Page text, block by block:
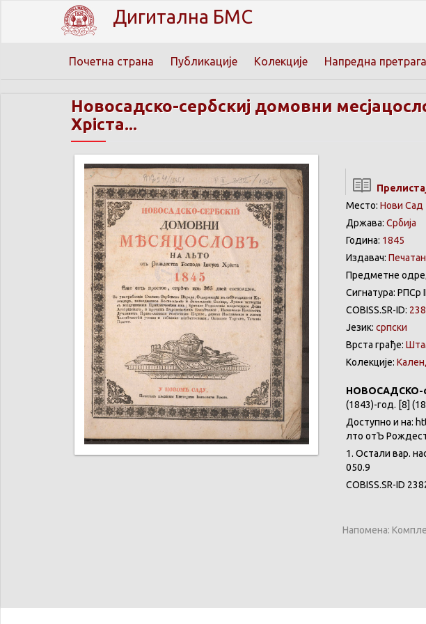
Дигитална БМС
Почетна страна Публикације Колекције Напредна претрага
Новосадско-сербскиј домовни
Хріста...
Место: Нови Сад
Држава: Србија
Година: 1845
Издавач:
Предметне
Сигнатура: РПСр
COBISS.SR-ID:
Језик: српски
Врста грађе:
Колекције:
НОВОСАДСКО-
(1843)-год. [8]
Доступно и на:
лѣто отЪ
1. Остали вар.
050.9
COBISS.SR-ID
Напомена: